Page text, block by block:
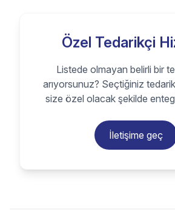
Özel Tedarikçi
Listede olmayan belirli bir
arıyorsunuz? Seçtiğiniz
size özel olacak şekilde
İletişime geç